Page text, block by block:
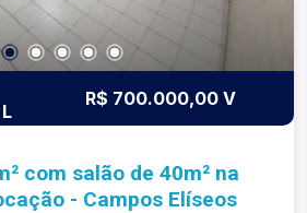
R$ 700.000,00 V
com salão de 40m² na
- Campos Elíseos